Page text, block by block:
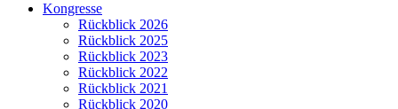
Kongresse
Rückblick 2026
Rückblick 2025
Rückblick 2023
Rückblick 2022
Rückblick 2021
Rückblick 2020